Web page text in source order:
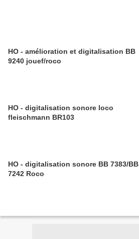
HO - amélioration et digitalisation BB
9240 jouef/roco
HO - digitalisation sonore loco
fleischmann BR103
HO - digitalisation sonore BB 7383/BB
7242 Roco